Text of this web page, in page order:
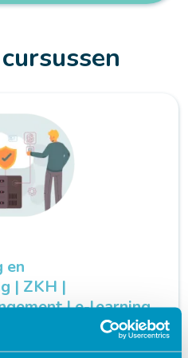
en
| ZKH |
| e-learning